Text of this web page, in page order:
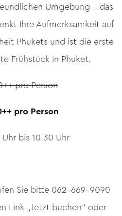
Umgebung – das
Ihre Aufmerksamkeit auf
Phukets und ist die erste
Frühstück in Phuket.
pro Person
pro Person
bis 10.30 Uhr
Sie bitte 062-669-9090
Link „Jetzt buchen“ oder